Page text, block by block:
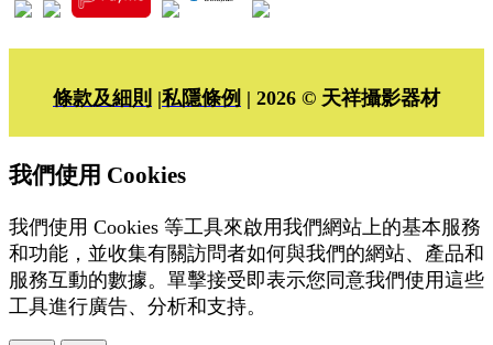
條款及細則 |私隱條例 | 2026 © 天祥攝影器材
我們使用 Cookies
我們使用 Cookies 等工具來啟用我們網站上的基本服務
和功能，並收集有關訪問者如何與我們的網站、產品和
服務互動的數據。單擊接受即表示您同意我們使用這些
工具進行廣告、分析和支持。